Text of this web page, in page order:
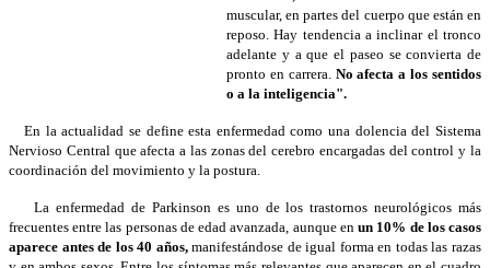
muscular, en partes del cuerpo que están en
reposo. Hay tendencia a inclinar el tronco
adelante y a que el paseo se convierta de
pronto en carrera. No afecta a los sentidos
o a la inteligencia".
En la actualidad se define esta enfermedad como una dolencia del Sistema
Nervioso Central que afecta a las zonas del cerebro encargadas del control y la
coordinación del movimiento y la postura.
La enfermedad de Parkinson es uno de los trastornos neurológicos más
frecuentes entre las personas de edad avanzada, aunque enun 10% de los casos
aparece antes de los 40 años,manifestándose de igual forma en todas las razas